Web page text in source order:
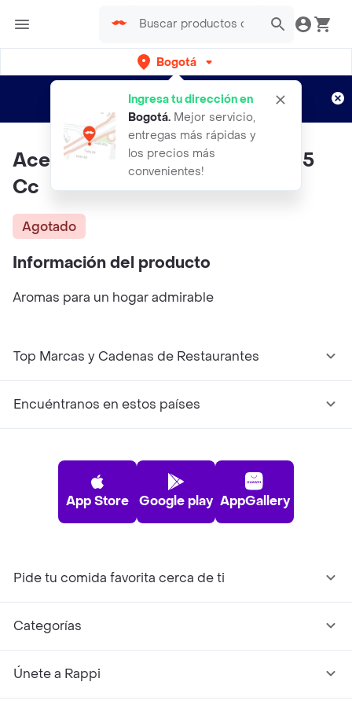
Bogotá
Ingresa tu dirección en
Bogotá. Mejor servicio,
entregas más rápidas y
los precios más
convenientes!
envíos gratis por semanas
Aplican TyC
Aceite De Flores De Amoha X 25
Cc
Agotado
Información del producto
Aromas para un hogar admirable
Top Marcas y Cadenas de Restaurantes
Encuéntranos en estos países
App Store Google play AppGallery
Pide tu comida favorita cerca de ti
Categorías
Únete a Rappi